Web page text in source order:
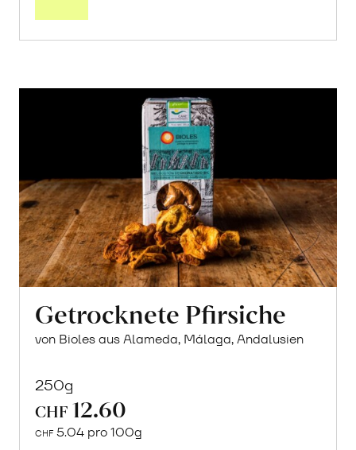
Getrocknete Pfirsiche
von Bioles aus Alameda, Málaga, Andalusien
250g
CHF 12.60
CHF 5.04 pro 100g